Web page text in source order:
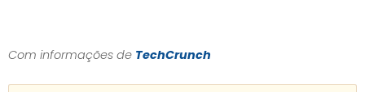
Com informações de TechCrunch